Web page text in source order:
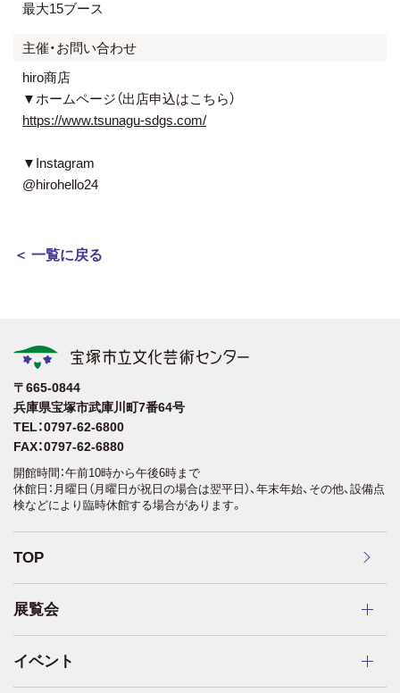
最大15ブース
主催・お問い合わせ
hiro商店
▼ホームページ（出店申込はこちら）
https://www.tsunagu-sdgs.com/
▼Instagram
@hirohello24
＜ 一覧に戻る
TOP
展覧会
イベント
〒665-0844
兵庫県宝塚市武庫川町7番64号
TEL：0797-62-6800
FAX：0797-62-6880
開館時間：午前10時から午後6時まで
休館日：月曜日（月曜日が祝日の場合は翌平日）、年末年始、その他、設備点
検などにより臨時休館する場合があります。